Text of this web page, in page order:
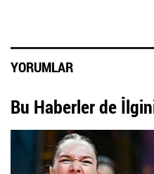
YORUMLAR
Bu Haberler de